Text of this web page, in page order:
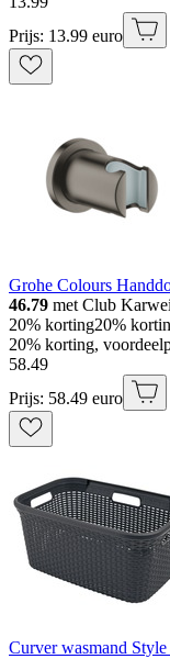
Prijs: 13.99 euro
Grohe Colours
46.79 met Club Karwei
20% korting20%
20% korting,
58.49
Prijs: 58.49 euro
Curver wasmand